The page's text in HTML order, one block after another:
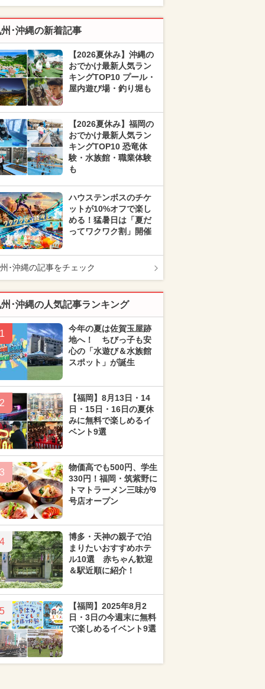
･沖縄の新着記事
【2026夏休み】沖縄の
おでかけ最新人気ラン
キングTOP10 プール・
屋内遊び場・釣り堀も
【2026夏休み】福岡の
おでかけ最新人気ラン
キングTOP10 恐竜体
験・水族館・職業体験
も
ハウステンボスのチケ
ットが10%オフで楽し
める！猛暑日は「夏だ
ってワクワク割」開催
･沖縄の記事をチェック
･沖縄の人気記事ランキング
1
今年の夏は佐賀玉屋跡
地へ！ ちびっ子も安
心の「水遊び＆水族館
スポット」が誕生
2
【福岡】8月13日・14
日・15日・16日の夏休
みに無料で楽しめるイ
ベント9選
3
物価高でも500円、学生
330円！福岡・筑紫野に
トマトラーメン三味が9
号店オープン
4
博多・天神の親子で泊
まりたいおすすめホテ
ル10選 赤ちゃん歓迎
＆駅近順に紹介！
5
【福岡】2025年8月2
日・3日の今週末に無料
で楽しめるイベント9選